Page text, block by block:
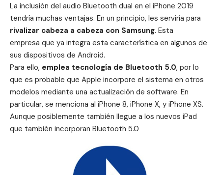
La inclusión del audio Bluetooth dual en el iPhone 2019
tendría muchas ventajas. En un principio, les serviría para
rivalizar cabeza a cabeza con Samsung. Esta
empresa que ya integra esta característica en algunos de
sus dispositivos de Android.
Para ello, emplea tecnología de Bluetooth 5.0, por lo
que es probable que Apple incorpore el sistema en otros
modelos mediante una actualización de software. En
particular, se menciona al iPhone 8, iPhone X, y iPhone XS.
Aunque posiblemente también llegue a los nuevos iPad
que también incorporan Bluetooth 5.0